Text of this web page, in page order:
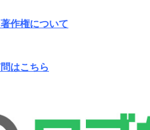
作権について
はこちら